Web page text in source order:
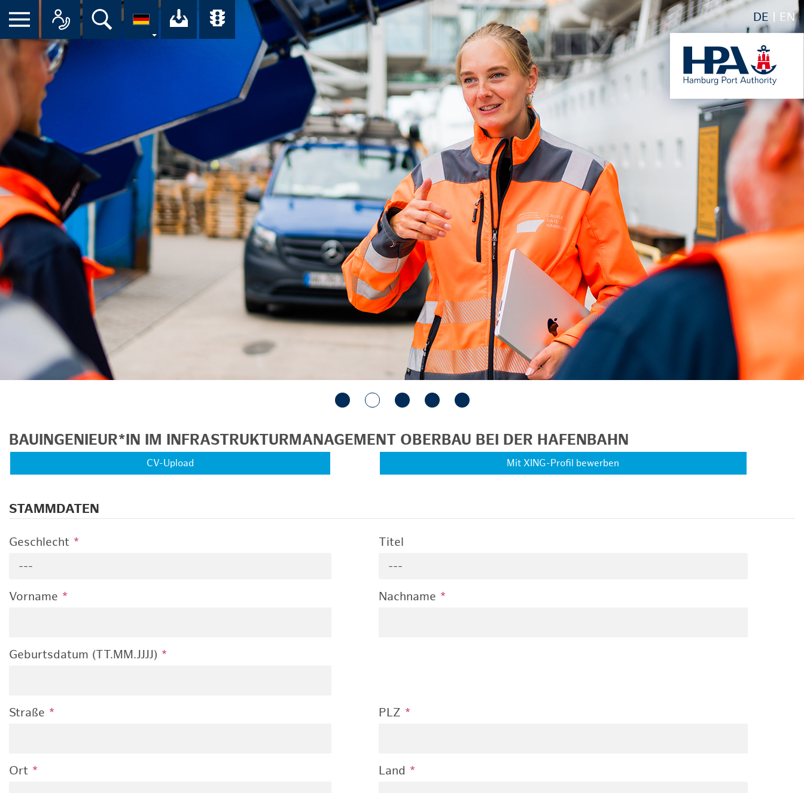
DE EN
Suche Ihr Download-Center der HPA
Übersicht aller Verkehrsmeldungen im Hafen am
BAUINGENIEUR*IN IM INFRASTRUKTURMANAGEMENT OBERBAU BEI DER HAFENBAHN
CV-Upload Mit XING-Profil bewerben
STAMMDATEN
Geschlecht *
---
Titel
---
Vorname * Nachname *
Geburtsdatum (TT.MM.JJJJ) *
Straße * PLZ *
Ort * Land *